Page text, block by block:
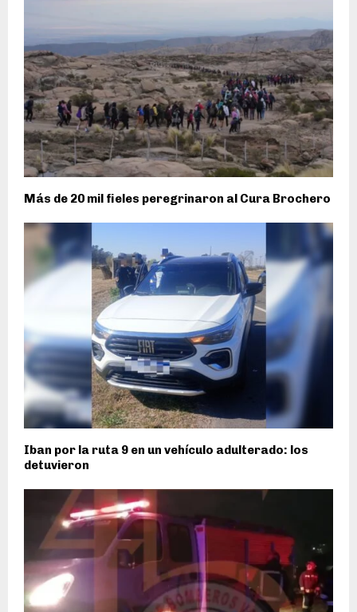
Más de 20 mil fieles peregrinaron al Cura Brochero
Iban por la ruta 9 en un vehículo adulterado: los
detuvieron